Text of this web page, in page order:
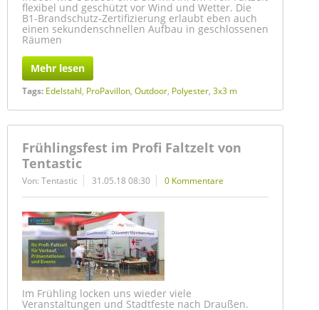
flexibel und geschützt vor Wind und Wetter. Die
B1-Brandschutz-Zertifizierung erlaubt eben auch
einen sekundenschnellen Aufbau in geschlossenen
Räumen
Mehr lesen
Tags: Edelstahl, ProPavillon, Outdoor, Polyester, 3x3 m
Frühlingsfest im Profi Faltzelt von
Tentastic
Von: Tentastic 31.05.18 08:30 0 Kommentare
Im Frühling locken uns wieder viele
Veranstaltungen und Stadtfeste nach Draußen.